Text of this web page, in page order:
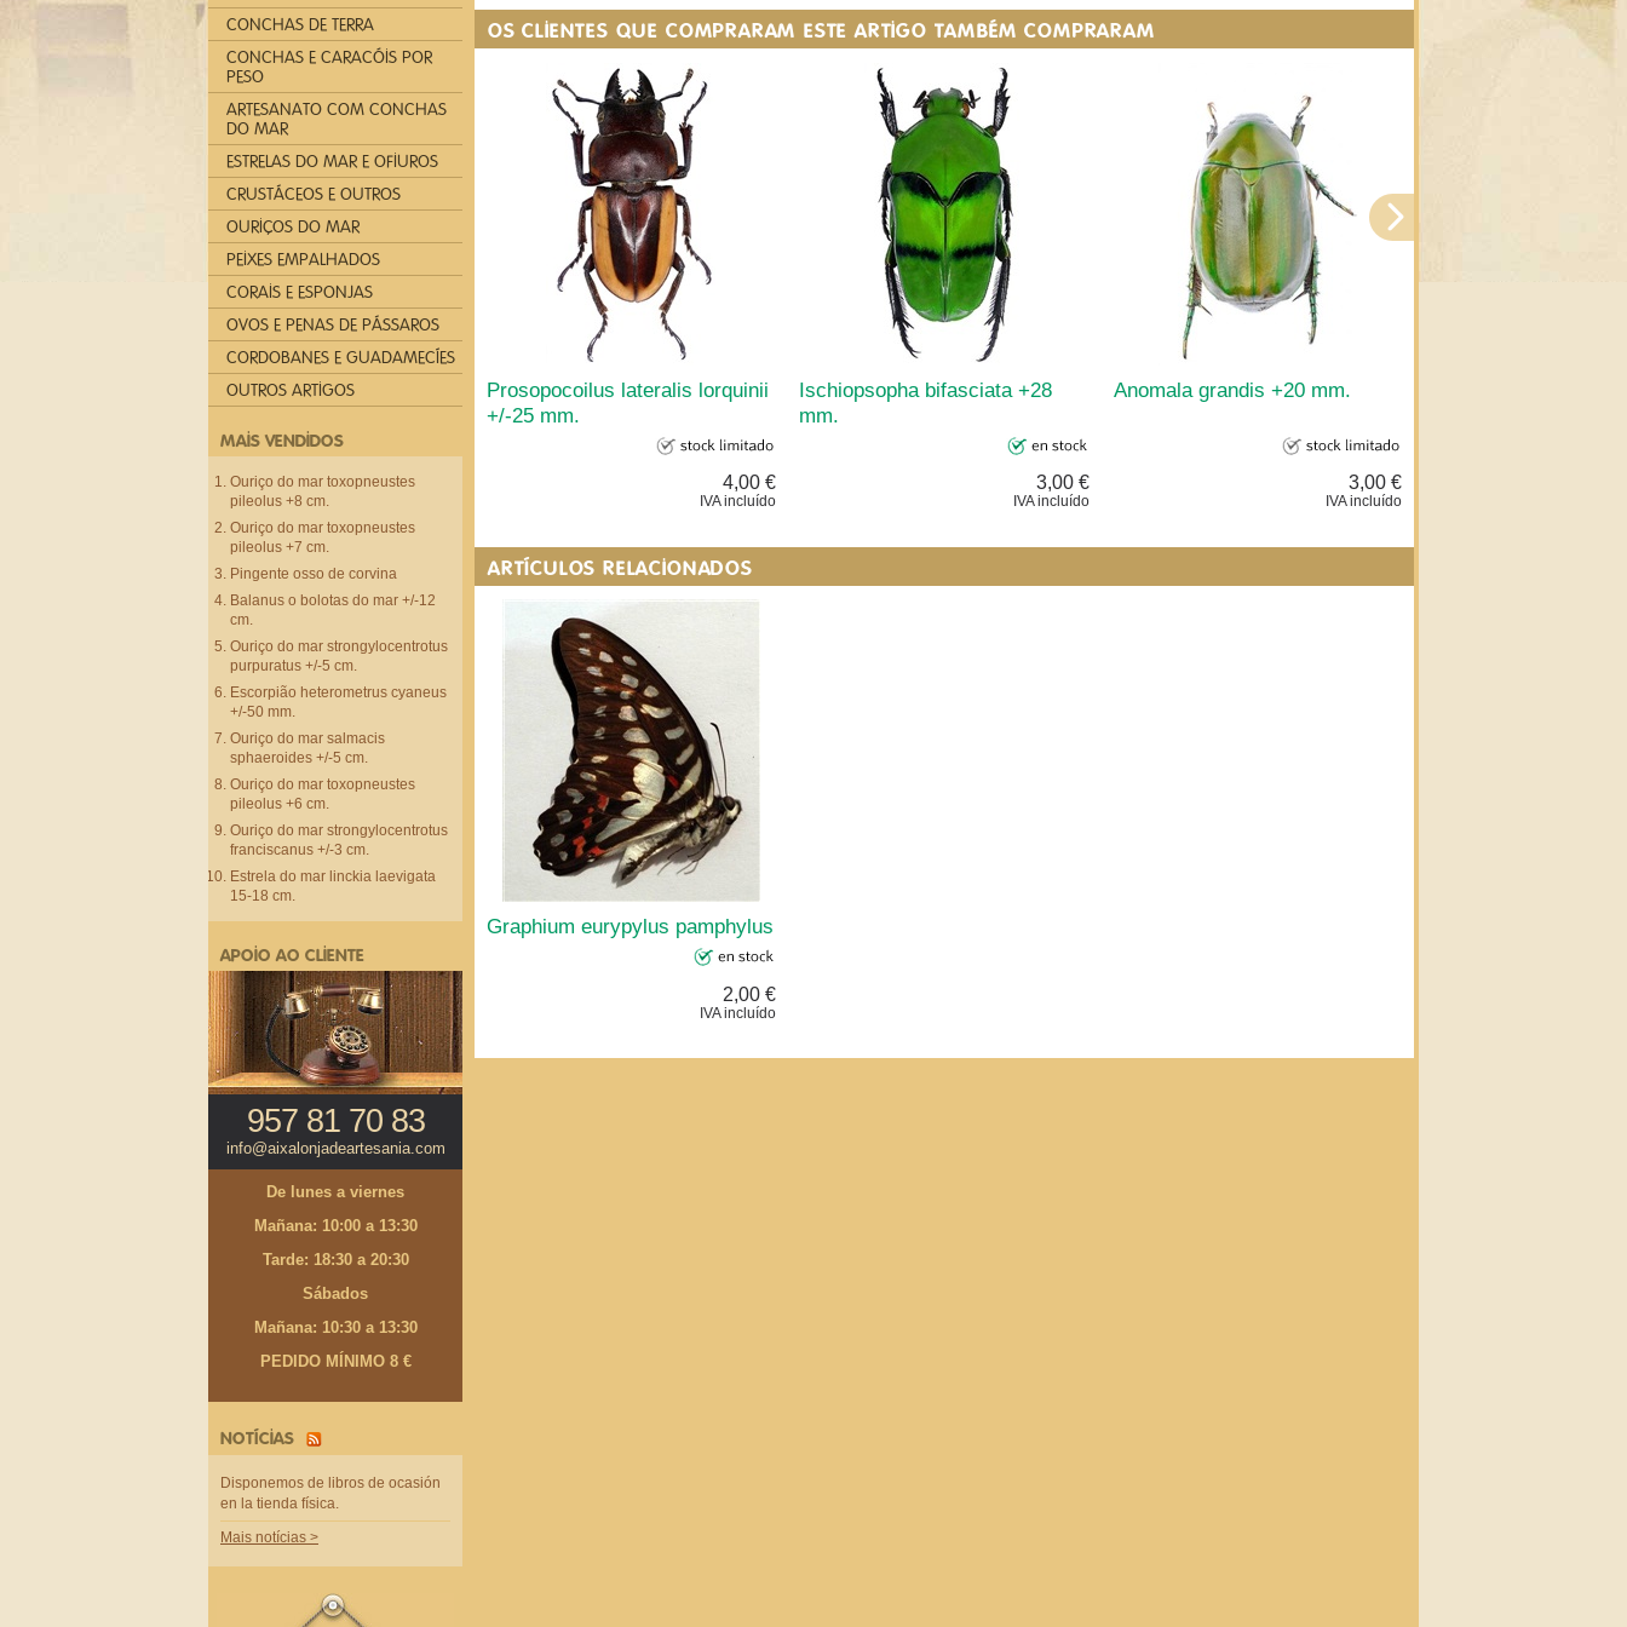
OS CLIENTES QUE COMPRARAM ESTE ARTIGO TAMBÉM COMPRARAM
Prosopocoilus lateralis lorquinii
+/-25 mm.
4,00 €
IVA incluído
Ischiopsopha bifasciata +28
mm.
3,00 €
IVA incluído
Anomala grandis +20 mm.
3,00 €
IVA incluído
ARTÍCULOS RELACIONADOS
Graphium eurypylus pamphylus
2,00 €
IVA incluído
CONCHAS DE TERRA
CONCHAS E CARACÓIS POR
PESO
ARTESANATO COM CONCHAS
DO MAR
ESTRELAS DO MAR E OFIUROS
CRUSTÁCEOS E OUTROS
OURIÇOS DO MAR
PEIXES EMPALHADOS
CORAIS E ESPONJAS
OVOS E PENAS DE PÁSSAROS
CORDOBANES E GUADAMECÍES
OUTROS ARTIGOS
MAIS VENDIDOS
Ouriço do mar toxopneustes
pileolus +8 cm.
Ouriço do mar toxopneustes
pileolus +7 cm.
Pingente osso de corvina
Balanus o bolotas do mar +/-12
cm.
Ouriço do mar strongylocentrotus
purpuratus +/-5 cm.
Escorpião heterometrus cyaneus
+/-50 mm.
Ouriço do mar salmacis
sphaeroides +/-5 cm.
Ouriço do mar toxopneustes
pileolus +6 cm.
Ouriço do mar strongylocentrotus
franciscanus +/-3 cm.
Estrela do mar linckia laevigata
15-18 cm.
APOIO AO CLIENTE
957 81 70 83
info@aixalonjadeartesania.com
De lunes a viernes
Mañana: 10:00 a 13:30
Tarde: 18:30 a 20:30
Sábados
Mañana: 10:30 a 13:30
PEDIDO MÍNIMO 8 €
NOTÍCIAS
Disponemos de libros de ocasión
en la tienda física.
Mais notícias >